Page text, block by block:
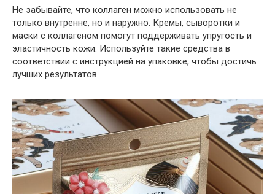
Не забывайте, что коллаген можно использовать не
только внутренне, но и наружно. Кремы, сыворотки и
маски с коллагеном помогут поддерживать упругость и
эластичность кожи. Используйте такие средства в
соответствии с инструкцией на упаковке, чтобы достичь
лучших результатов.